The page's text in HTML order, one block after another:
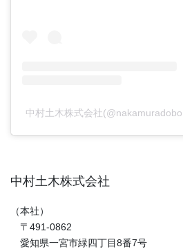
中村土木株式会社
中村土木株式会社
（本社）
〒491-0862
愛知県一宮市緑四丁目8番7号